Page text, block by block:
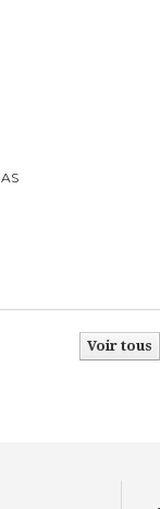
Voir tous